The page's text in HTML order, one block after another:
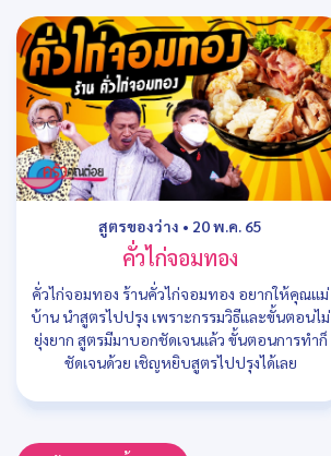
สูตรของว่าง • 20 พ.ค. 65
คั่วไก่จอมทอง
คั่วไก่จอมทอง ร้านคั่วไก่จอมทอง อยากให้คุณแม่
บ้าน นำสูตรไปปรุง เพราะกรรมวิธีและขั้นตอนไม่
ยุ่งยาก สูตรมีมาบอกชัดเจนแล้ว ขั้นตอนการทำก็
ชัดเจนด้วย เชิญหยิบสูตรไปปรุงได้เลย